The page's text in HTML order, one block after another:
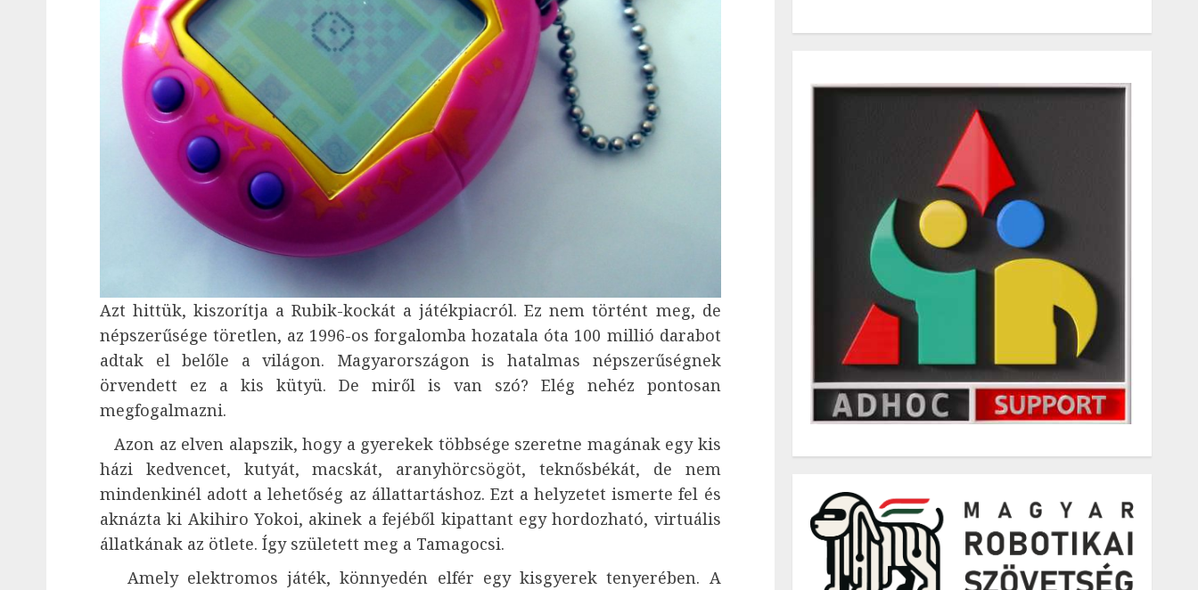
Azt hittük, kiszorítja a Rubik-kockát a játékpiacról. Ez nem történt meg, de
népszerűsége töretlen, az 1996-os forgalomba hozatala óta 100 millió darabot
adtak el belőle a világon. Magyarországon is hatalmas népszerűségnek
örvendett ez a kis kütyü. De miről is van szó? Elég nehéz pontosan
megfogalmazni.
Azon az elven alapszik, hogy a gyerekek többsége szeretne magának egy kis
házi kedvencet, kutyát, macskát, aranyhörcsögöt, teknősbékát, de nem
mindenkinél adott a lehetőség az állattartáshoz. Ezt a helyzetet ismerte fel és
aknázta ki Akihiro Yokoi, akinek a fejéből kipattant egy hordozható, virtuális
állatkának az ötlete. Így született meg a Tamagocsi.
Amely elektromos játék, könnyedén elfér egy kisgyerek tenyerében. A